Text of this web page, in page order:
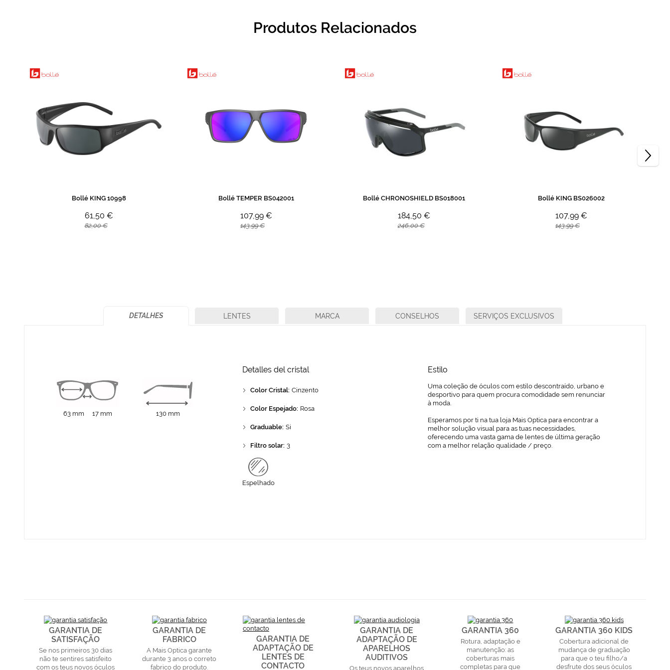
Produtos Relacionados
Bollé KING 10998
61,50 €
82,00 €
Bollé TEMPER BS042001
107,99 €
143,99 €
Bollé CHRONOSHIELD BS018001
184,50 €
246,00 €
Bollé KING BS026002
107,99 €
143,99 €
DETALHES
63 mm 17 mm 130 mm
Detalles del cristal
Color Cristal: Cinzento
Color Espejado: Rosa
Graduable: Si
Filtro solar: 3
Espelhado
Estilo
Uma coleção de óculos com estilo descontraído, urbano e
desportivo para quem procura comodidade sem renunciar
à moda.
Esperamos por ti na tua loja Mais Optica para encontrar a
melhor solução visual para as tuas necessidades,
oferecendo uma vasta gama de lentes de última geração
com a melhor relação qualidade / preço.
LENTES MARCA CONSELHOS SERVIÇOS EXCLUSIVOS
GARANTIA DE
SATISFAÇÃO
Se nos primeiros 30 dias
não te sentires satisfeito
com os teus novos óculos
GARANTIA DE
FABRICO
A Mais Optica garante
durante 3 anos o correto
fabrico do produto.
GARANTIA DE
ADAPTAÇÃO DE
LENTES DE
CONTACTO
GARANTIA DE
ADAPTAÇÃO DE
APARELHOS
AUDITIVOS
Os teus novos aparelhos
GARANTIA 360
Rotura, adaptação e
manutenção: as
coberturas mais
completas para que
GARANTIA 360 KIDS
Cobertura adicional de
mudança de graduação
para que o teu filho/a
desfrute dos seus óculos